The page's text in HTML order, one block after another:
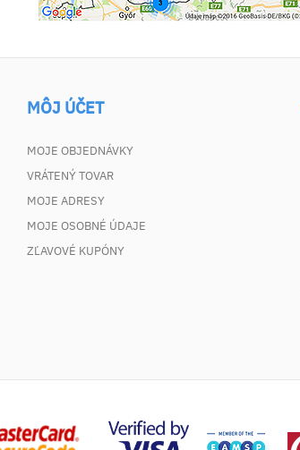
MÔJ ÚČET
MOJE OBJEDNÁVKY
VRÁTENÝ TOVAR
MOJE ADRESY
MOJE OSOBNÉ ÚDAJE
ZĽAVOVÉ KUPÓNY